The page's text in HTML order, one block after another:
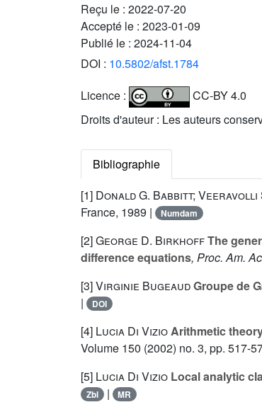
Reçu le : 2022-07-20
Accepté le : 2023-01-09
Publié le : 2024-11-04
DOI : 10.5802/afst.1784
Licence :
CC-BY 4.0
Droits d'auteur : Les auteurs
Bibliographie
[1] Donald G. Babbitt;
France, 1989 |
Numdam
[2]George D. BirkhoffThe
difference equations, Proc. Am.
[3]Virginie BugeaudGroupe de
| DOI
[4] Lucia Di VizioArithmetic
Volume 150 (2002) no. 3, pp. 517-
[5] Lucia Di Vizio Local analytic
Zbl | MR